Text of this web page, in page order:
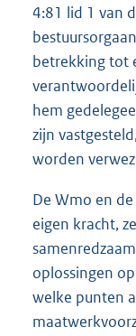
4:81 lid 1 van
betrekking tot
hem
zijn
worden
De Wmo en
eigen kracht,
oplossingen
welke punten